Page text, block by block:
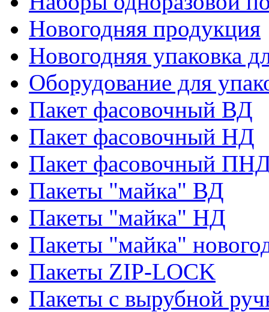
Новогодняя продукция
Новогодняя упаковка
Оборудование для
Пакет фасовочный ВД
Пакет фасовочный НД
Пакет фасовочный
Пакеты "майка" ВД
Пакеты "майка" НД
Пакеты "майка"
Пакеты ZIP-LOCK
Пакеты с вырубной